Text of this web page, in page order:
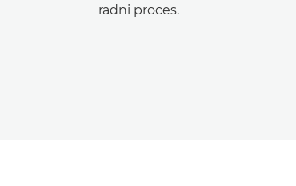
radni proces.